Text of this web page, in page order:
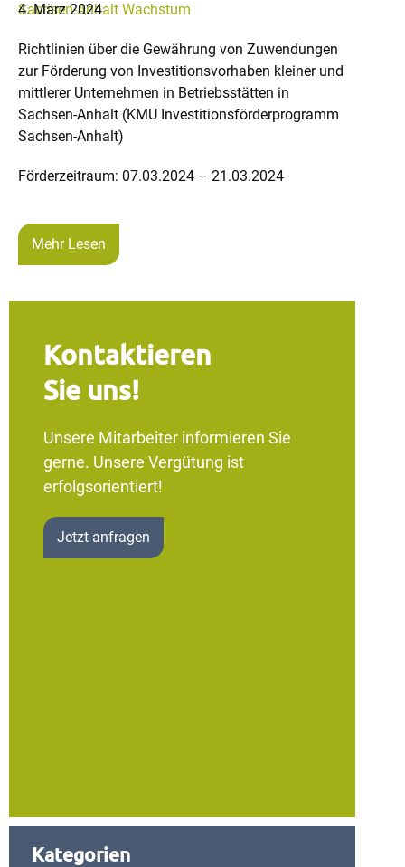
Sachsen-Anhalt Wachstum
4. März 2024
Richtlinien über die Gewährung von Zuwendungen
zur Förderung von Investitionsvorhaben kleiner und
mittlerer Unternehmen in Betriebsstätten in
Sachsen-Anhalt (KMU Investitionsförderprogramm
Sachsen-Anhalt)
Förderzeitraum: 07.03.2024 – 21.03.2024
Mehr Lesen
Kontaktieren
Sie uns!
Unsere Mitarbeiter informieren Sie
gerne. Unsere Vergütung ist
erfolgsorientiert!
Jetzt anfragen
Kategorien